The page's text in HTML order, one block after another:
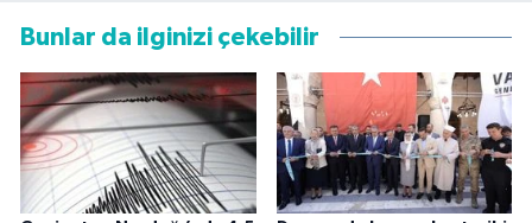
Bunlar da ilginizi çekebilir